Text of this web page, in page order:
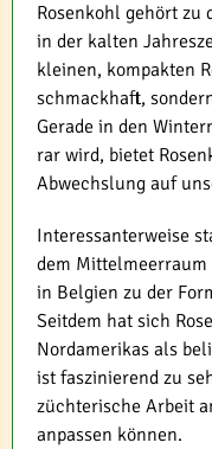
Rosenkohl gehört zu
in der kalten
kleinen, kompakten
schmackhaft,
Gerade in den
rar wird, bietet
Abwechslung auf
Interessanterweise
dem
in Belgien zu der
Seitdem hat sich
Nordamerikas als
ist faszinierend zu
züchterische Arbeit
anpassen können.